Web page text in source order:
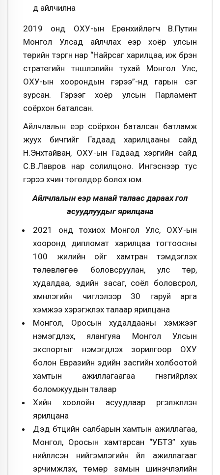
д айлчилна
2019 онд ОХУ-ын Ерөнхийлөгч В.Путин
Монгол Улсад айлчлах үеэр хоёр улсын
төрийн тэргүүн нар “Найрсаг харилцаа, иж бүрэн
стратегийн түншлэлийн тухай Монгол Улс,
ОХУ-ын хоорондын гэрээ”-нд гарын үсэг
зурсан. Гэрээг хоёр улсын Парламент
соёрхон баталсан.
Айлчлалын үеэр соёрхон баталсан батламж
жуух бичгийг Гадаад харилцааны сайд
Н.Энхтайван, ОХУ-ын Гадаад хэргийн сайд
С.В.Лавров нар солилцоно. Ингэснээр тус
гэрээ хүчин төгөлдөр болох юм.
Айлчлалын үеэр манай талаас дараах гол
асуудлуудыг ярилцана
2021 онд тохиох Монгол Улс, ОХУ-ын
хооронд дипломат харилцаа тогтоосны
100 жилийн ойг хамтран тэмдэглэх
төлөвлөгөө боловсруулан, улс төр,
худалдаа, эдийн засаг, соёл боловсрол,
хүмүүнлэгийн чиглэлээр 30 гаруй арга
хэмжээ хэрэгжүүлэх талаар ярилцана
Монгол, Оросын худалдааны хэмжээг
нэмэгдүүлэх, ялангуяа Монгол Улсын
экспортыг нэмэгдүүлэх зорилгоор ОХУ
болон Евразийн эдийн засгийн холбоотой
хамтын ажиллагаагаа гүнзгийрүүлэх
боломжуудын талаар
Хийн хоолойн асуудлаар үргэлжлүүлэн
ярилцана
Дэд бүтцийн салбарын хамтын ажиллагаа,
Монгол, Оросын хамтарсан “УБТЗ” хувь
нийлүүлсэн нийгэмлэгийн үйл ажиллагааг
эрчимжүүлэх, төмөр замын шинэчлэлийн